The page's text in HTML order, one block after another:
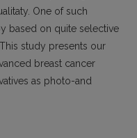
One of such
based on quite selective
study presents our
breast cancer
as photo-and